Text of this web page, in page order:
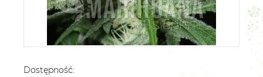
Dostępność: